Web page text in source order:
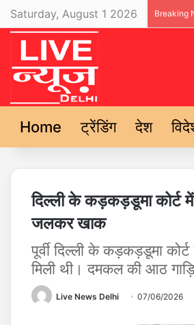
Saturday, August 1 2026 Breaking
Home ट्रेंडिंग देश
दिल्ली के कड़कड़डूमा कोर्ट
जलकर खाक
पूर्वी दिल्ली के कड़कड़डूमा
मिली थी। दमकल की आठ
Live News Delhi 07/06/2026